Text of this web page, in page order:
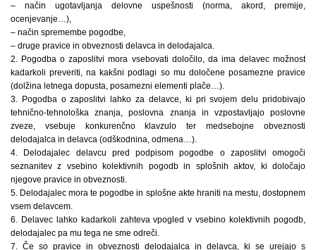
– način ugotavljanja delovne uspešnosti (norma, akord, premije,
ocenjevanje…),
– način spremembe pogodbe,
– druge pravice in obveznosti delavca in delodajalca.
2. Pogodba o zaposlitvi mora vsebovati določilo, da ima delavec možnost
kadarkoli preveriti, na kakšni podlagi so mu določene posamezne pravice
(dolžina letnega dopusta, posamezni elementi plače…).
3. Pogodba o zaposlitvi lahko za delavce, ki pri svojem delu pridobivajo
tehnično-tehnološka znanja, poslovna znanja in vzpostavljajo poslovne
zveze, vsebuje konkurenčno klavzulo ter medsebojne obveznosti
delodajalca in delavca (odškodnina, odmena…).
4. Delodajalec delavcu pred podpisom pogodbe o zaposlitvi omogoči
seznanitev z vsebino kolektivnih pogodb in splošnih aktov, ki določajo
njegove pravice in obveznosti.
5. Delodajalec mora te pogodbe in splošne akte hraniti na mestu, dostopnem
vsem delavcem.
6. Delavec lahko kadarkoli zahteva vpogled v vsebino kolektivnih pogodb,
delodajalec pa mu tega ne sme odreči.
7. Če so pravice in obveznosti delodajalca in delavca, ki se urejajo s